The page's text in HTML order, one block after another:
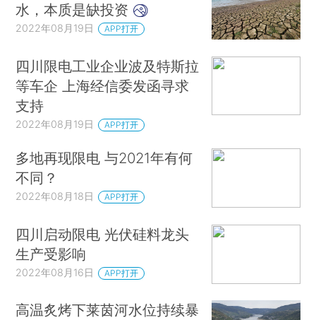
水，本质是缺投资
2022年08月19日 APP打开
四川限电工业企业波及特斯拉
等车企 上海经信委发函寻求
支持
2022年08月19日 APP打开
多地再现限电 与2021年有何
不同？
2022年08月18日 APP打开
四川启动限电 光伏硅料龙头
生产受影响
2022年08月16日 APP打开
高温炙烤下莱茵河水位持续暴